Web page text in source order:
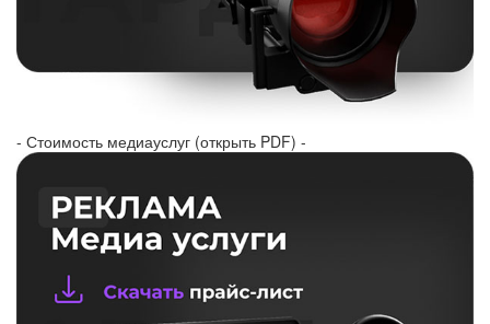
- Стоимость медиауслуг (открыть PDF) -